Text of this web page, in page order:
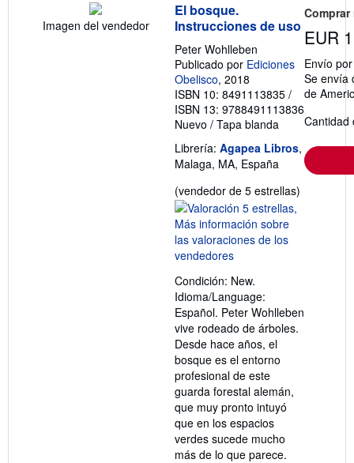
Imagen del vendedor
El bosque.
Instrucciones de uso
Peter Wohlleben
Publicado por Ediciones
Obelisco, 2018
ISBN 10: 8491113835 /
ISBN 13: 9788491113836
Nuevo / Tapa blanda
Librería: Agapea Libros,
Malaga, MA, España
(vendedor de 5 estrellas)
Condición: New.
Idioma/Language:
Español. Peter Wohlleben
vive rodeado de árboles.
Desde hace años, el
bosque es el entorno
profesional de este
guarda forestal alemán,
que muy pronto intuyó
que en los espacios
verdes sucede mucho
más de lo que parece.
EUR
Envío
Se envía
de
Cantidad